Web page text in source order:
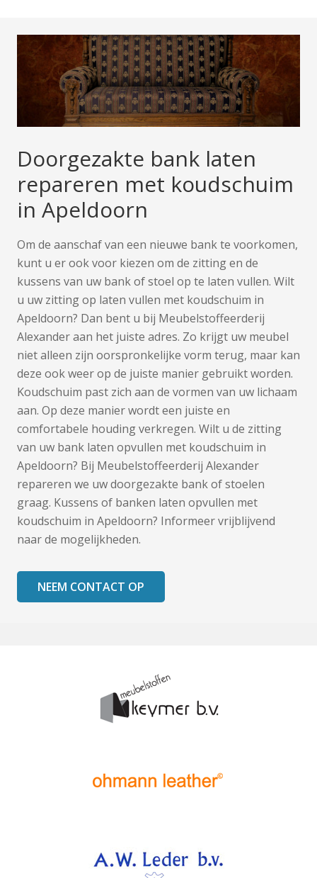
Doorgezakte bank laten
repareren met koudschuim
in Apeldoorn
Om de aanschaf van een nieuwe bank te voorkomen,
kunt u er ook voor kiezen om de zitting en de
kussens van uw bank of stoel op te laten vullen. Wilt
u uw zitting op laten vullen met koudschuim in
Apeldoorn? Dan bent u bij Meubelstoffeerderij
Alexander aan het juiste adres. Zo krijgt uw meubel
niet alleen zijn oorspronkelijke vorm terug, maar kan
deze ook weer op de juiste manier gebruikt worden.
Koudschuim past zich aan de vormen van uw lichaam
aan. Op deze manier wordt een juiste en
comfortabele houding verkregen. Wilt u de zitting
van uw bank laten opvullen met koudschuim in
Apeldoorn? Bij Meubelstoffeerderij Alexander
repareren we uw doorgezakte bank of stoelen
graag. Kussens of banken laten opvullen met
koudschuim in Apeldoorn? Informeer vrijblijvend
naar de mogelijkheden.
NEEM CONTACT OP